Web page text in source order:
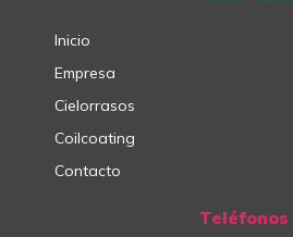
Teléfonos
Inicio
Empresa
Cielorrasos
Coilcoating
Contacto